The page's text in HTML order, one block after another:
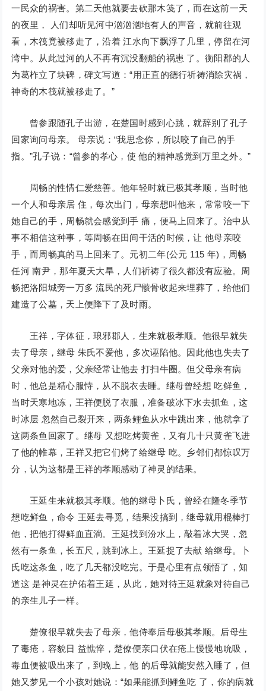
一民众的祸害。第二天他就要去砍那木笺了，而在这前一天
的夜里， 人们却听见河中汹汹汹地有人的声音，就前往观
看，木筏竟被移走了，沿着 江水向下飘浮了几里，停留在河
湾中。从此过河的人不再有沉没翻船的祸患 了。衡阳郡的人
为葛柞立了块碑，碑文写道：“用正直的德行祈祷消除灾祸，
神奇的木筏就被移走了。”
曾参跟随孔子出游，在楚国时感到心跳，就辞别了孔子
回家询问母亲。 母亲说：“我思念你，所以咬了自己的手
指。”孔子说：“曾参的孝心，使 他的精神感觉到万里之外。”
周畅的性情仁爱慈善。他年轻时就已极其孝顺，当时他
一个人和母亲居 住，每次出门，母亲想叫他来，常常咬一下
她自己的手，周畅就会感觉到手 痛，便马上回来了。治中从
事不相信这种事，等周畅在田间干活的时候，让 他母亲咬
手，而周畅真的马上回来了。元初二年(公元 115 年)，周畅
任河 南尹，那年夏天大旱，人们祈祷了很久都没有应验。周
畅把洛阳城旁一万多 流民的死尸骸骨收起来埋葬了，给他们
建造了公墓，天上便降下了及时雨。
王祥，字体征，琅邪郡人，生来就极孝顺。他很早就失
去了母亲，继母 朱氏不爱他，多次诬陷他。因此他也失去了
父亲对他的爱，父亲经常让他去 打扫牛圈。但父母亲有病
时，他总是精心服恃，从不脱衣去睡。继母曾经想 吃鲜鱼，
当时天寒地冻，王祥便脱了衣服，准备破冰下水去抓鱼，这
时冰层 忽然自己裂开来，两条鲤鱼从水中跳出来，他就拿了
这两条鱼回家了。继母 又想吃烤黄雀，又有几十只黄雀飞进
了他的帷幕，王祥又把它们烤了给继母 吃。乡邻们都惊叹万
分，认为这都是王祥的孝顺感动了神灵的结果。
王延生来就极其孝顺。他的继母卜氏，曾经在隆冬季节
想吃鲜鱼，命令 王延去寻觅，结果没搞到，继母就用棍棒打
他，把他打得鲜血直淌。王延找到汾水上，敲着冰大哭，忽
然有一条鱼，长五尺，跳到冰上。王延捉了去献 给继母。卜
氏吃这条鱼，吃了几天都没吃完。于是心里有点领悟了，知
道这 是神灵在护佑着王延，从此，她对待王延就象对待自己
的亲生儿子一样。
楚僚很早就失去了母亲，他侍奉后母极其孝顺。后母生
了毒疮，容貌日 益憔悴，楚僚便亲口伏在疮上慢慢地吮吸，
毒血便被吸出来了，到晚上，他 的后母就能安然入睡了，但
她又梦见一个小孩对她说：“如果能抓到鲤鱼吃 了，你的病就